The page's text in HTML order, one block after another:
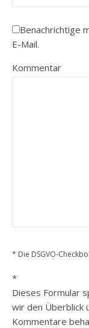
Benachrichtige
E-Mail.
Kommentar
* Die DSGVO-
*
Dieses Formular
wir den Überblick
Kommentare